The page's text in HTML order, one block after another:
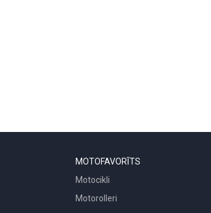
MOTOFAVORĪTS
Motocikli
Motorolleri